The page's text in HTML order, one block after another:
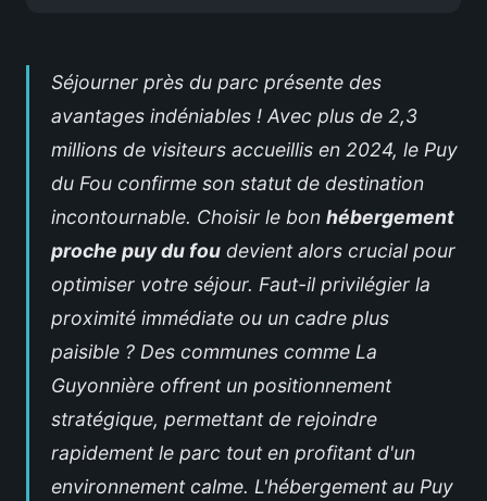
Séjourner près du parc présente des
avantages indéniables ! Avec plus de 2,3
millions de visiteurs accueillis en 2024, le Puy
du Fou confirme son statut de destination
incontournable. Choisir le bon hébergement
proche puy du fou devient alors crucial pour
optimiser votre séjour. Faut-il privilégier la
proximité immédiate ou un cadre plus
paisible ? Des communes comme La
Guyonnière offrent un positionnement
stratégique, permettant de rejoindre
rapidement le parc tout en profitant d'un
environnement calme. L'hébergement au Puy